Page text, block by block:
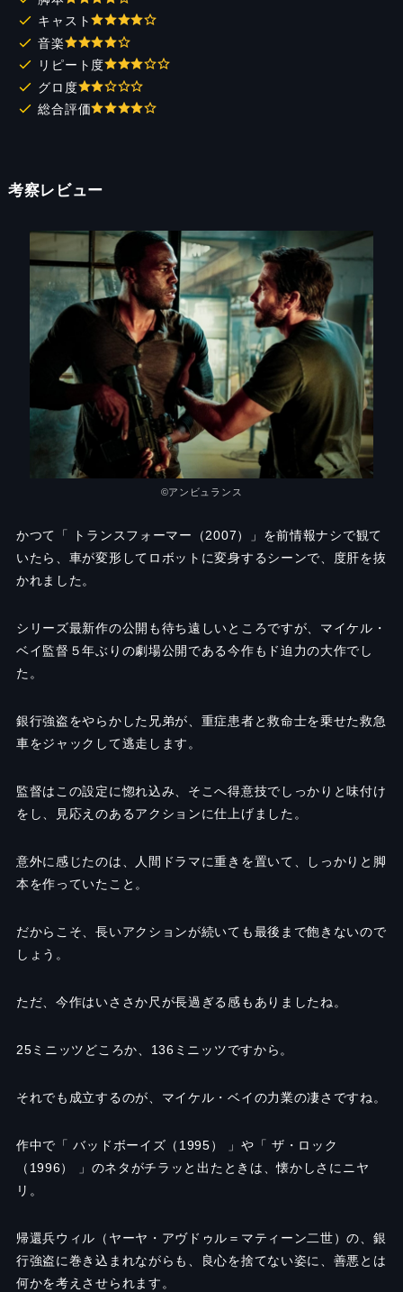
キャスト
音楽
リピート度
グロ度
総合評価
考察レビュー
©︎アンビュランス
かつて「 トランスフォーマー（2007）」を前情報ナシで観て
いたら、車が変形してロボットに変身するシーンで、度肝を抜
かれました。
シリーズ最新作の公開も待ち遠しいところですが、マイケル・
ベイ監督５年ぶりの劇場公開である今作もド迫力の大作でし
た。
銀行強盗をやらかした兄弟が、重症患者と救命士を乗せた救急
車をジャックして逃走します。
監督はこの設定に惚れ込み、そこへ得意技でしっかりと味付け
をし、見応えのあるアクションに仕上げました。
意外に感じたのは、人間ドラマに重きを置いて、しっかりと脚
本を作っていたこと。
だからこそ、長いアクションが続いても最後まで飽きないので
しょう。
ただ、今作はいささか尺が長過ぎる感もありましたね。
25ミニッツどころか、136ミニッツですから。
それでも成立するのが、マイケル・ベイの力業の凄さですね。
作中で「 バッドボーイズ（1995） 」や「 ザ・ロック
（1996） 」のネタがチラッと出たときは、懐かしさにニヤ
リ。
帰還兵ウィル（ヤーヤ・アヴドゥル＝マティーン二世）の、銀
行強盗に巻き込まれながらも、良心を捨てない姿に、善悪とは
何かを考えさせられます。